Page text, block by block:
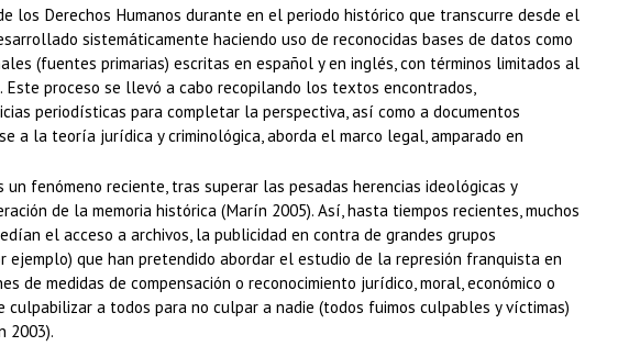
Derechos Humanos durante en el periodo histórico que transcurre desde el
sistemáticamente haciendo uso de reconocidas bases de datos como
(fuentes primarias) escritas en español y en inglés, con términos limitados al
Este proceso se llevó a cabo recopilando los textos encontrados,
periodísticas para completar la perspectiva, así como a documentos
a la teoría jurídica y criminológica, aborda el marco legal, amparado en
fenómeno reciente, tras superar las pesadas herencias ideológicas y
de la memoria histórica (Marín 2005). Así, hasta tiempos recientes, muchos
el acceso a archivos, la publicidad en contra de grandes grupos
que han pretendido abordar el estudio de la represión franquista en
medidas de compensación o reconocimiento jurídico, moral, económico o
a todos para no culpar a nadie (todos fuimos culpables y víctimas)
2003).